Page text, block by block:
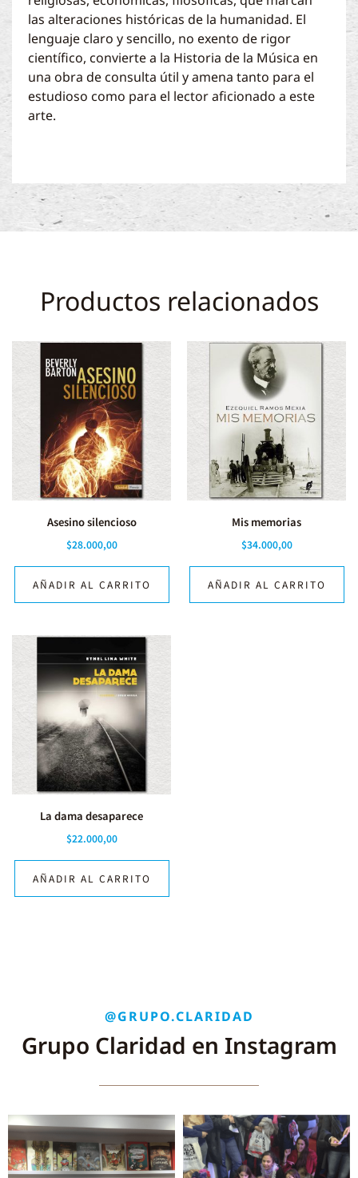
las alteraciones históricas de la humanidad. El
lenguaje claro y sencillo, no exento de rigor
científico, convierte a la Historia de la Música en
una obra de consulta útil y amena tanto para el
estudioso como para el lector aficionado a este
arte.
Productos relacionados
Asesino silencioso
$28.000,00
AÑADIR AL CARRITO
Mis memorias
$34.000,00
AÑADIR AL CARRITO
La dama desaparece
$22.000,00
AÑADIR AL CARRITO
@GRUPO.CLARIDAD
Grupo Claridad en Instagram